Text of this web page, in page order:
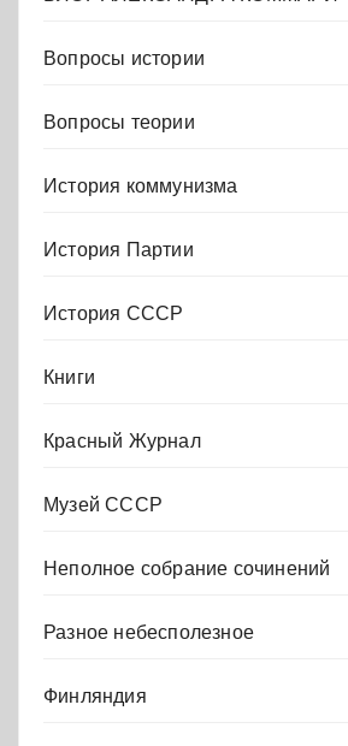
Вопросы истории
Вопросы теории
История коммунизма
История Партии
История СССР
Книги
Красный Журнал
Музей СССР
Неполное собрание сочинений
Разное небесполезное
Финляндия